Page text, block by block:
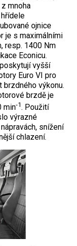
mnoha
ojnice
je s maximálními
resp. 1400 Nm
Econicu.
vyšší
Euro VI pro
brzdného výkonu.
brzdě je
min-1. Použití
výrazné
snížení
chlazení.